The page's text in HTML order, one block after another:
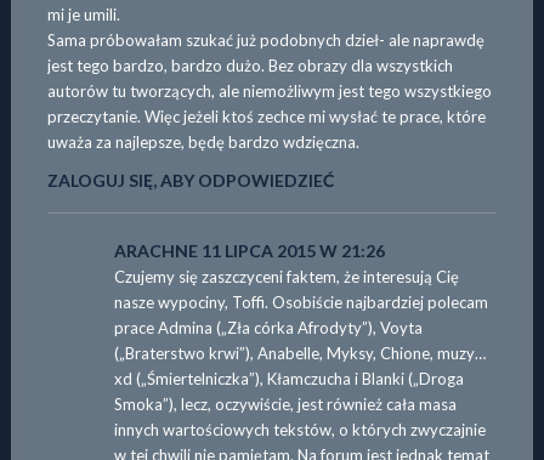
mi je umili.
Sama próbowałam szukać już podobnych dzieł- ale naprawdę
jest tego bardzo, bardzo dużo. Bez obrazy dla wszystkich
autorów tu tworzących, ale niemożliwym jest tego wszystkiego
przeczytanie. Więc jeżeli ktoś zechce mi wysłać te prace, które
uważa za najlepsze, będę bardzo wdzięczna.
ZALOGUJ SIĘ, ABY ODPOWIEDZIEĆ
ARACHNE 11 LIPCA 2015 W 21:26
Czujemy się zaszczyceni faktem, że interesują Cię
nasze wypociny, Toffi. Osobiście najbardziej polecam
prace Admina („Zła córka Afrodyty”), Voyta
(„Braterstwo krwi”), Anabelle, Myksy, Chione, muzy…
xd („Śmiertelniczka”), Kłamczucha i Blanki („Droga
Smoka”), lecz, oczywiście, jest również cała masa
innych wartościowych tekstów, o których zwyczajnie
w tej chwili nie pamiętam. Na forum jest jednak temat